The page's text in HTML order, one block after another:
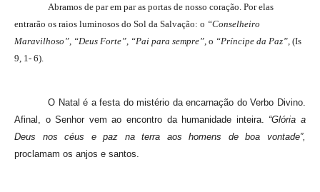
Abramos de par em par as portas de nosso coração. Por elas
entrarão os raios luminosos do Sol da Salvação: o “Conselheiro
Maravilhoso” “Deus Forte” “Pai para sempre” , o “Príncipe da Paz” , (Is
9, 1- 6).
O Natal é a festa do mistério da encarnação do Verbo Divino.
Afinal, o Senhor vem ao encontro da humanidade inteira. “Glória a
Deus nos céus e paz na terra aos homens de boa vontade”,
proclamam os anjos e santos.